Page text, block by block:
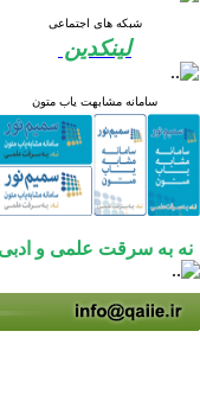
شبکه های اجتماعی
لینکدین
سامانه مشابهت یاب متون
نه به سرقت علمی و ادبی